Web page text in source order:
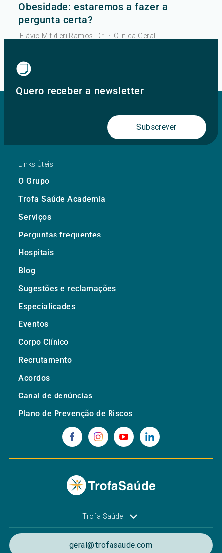
Obesidade: estaremos a fazer a
pergunta certa?
Flávio Mitidieri Ramos, Dr. • Clinica Geral
Quero receber a newsletter
Subscrever
Links Úteis
O Grupo
Trofa Saúde Academia
Serviços
Perguntas frequentes
Hospitais
Blog
Sugestões e reclamações
Especialidades
Eventos
Corpo Clínico
Recrutamento
Acordos
Canal de denúncias
Plano de Prevenção de Riscos
Trofa Saúde
geral@trofasaude.com